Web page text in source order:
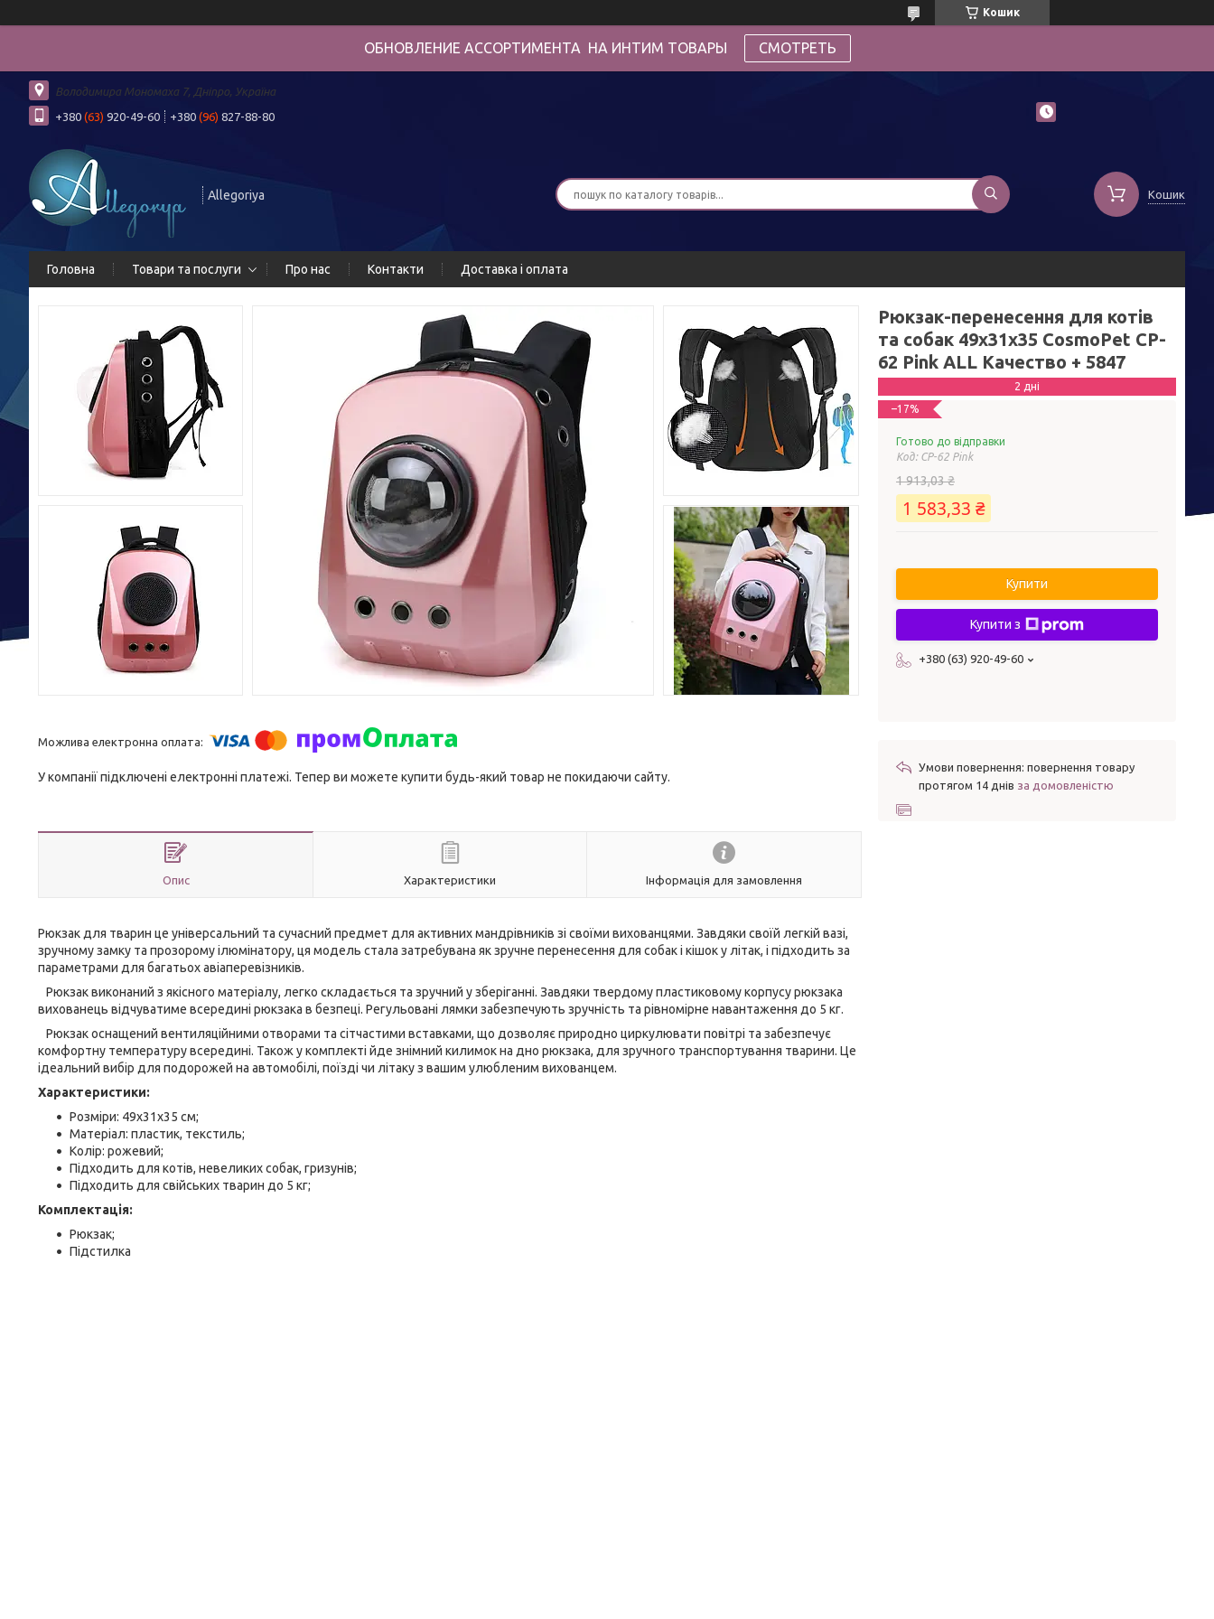
Кошик
ОБНОВЛЕНИЕ АССОРТИМЕНТА НА ИНТИМ ТОВАРЫ СМОТРЕТЬ
Володимира Мономаха 7, Дніпро, Україна
+380 (63) 920-49-60 +380 (96) 827-88-80
Allegoriya Кошик
Головна Товари та послуги Про нас Контакти Доставка і оплата
У компанії підключені електронні платежі. Тепер ви можете купити будь-який товар не покидаючи сайту.
Опис Характеристики Інформація для замовлення
Рюкзак для тварин це універсальний та сучасний предмет для активних мандрівників зі своїми вихованцями. Завдяки своїй легкій вазі,
зручному замку та прозорому ілюмінатору, ця модель стала затребувана як зручне перенесення для собак і кішок у літак, і підходить за
параметрами для багатьох авіаперевізників.
Рюкзак виконаний з якісного матеріалу, легко складається та зручний у зберіганні. Завдяки твердому пластиковому корпусу рюкзака
вихованець відчуватиме всередині рюкзака в безпеці. Регульовані лямки забезпечують зручність та рівномірне навантаження до 5 кг.
Рюкзак оснащений вентиляційними отворами та сітчастими вставками, що дозволяє природно циркулювати повітрі та забезпечує
комфортну температуру всередині. Також у комплекті йде знімний килимок на дно рюкзака, для зручного транспортування тварини. Це
ідеальний вибір для подорожей на автомобілі, поїзді чи літаку з вашим улюбленим вихованцем.
Характеристики:
Розміри: 49x31x35 см;
Матеріал: пластик, текстиль;
Колір: рожевий;
Підходить для котів, невеликих собак, гризунів;
Підходить для свійських тварин до 5 кг;
Комплектація:
Рюкзак;
Підстилка
Рюкзак-перенесення для котів
та собак 49x31x35 CosmoPet CP-
62 Pink ALL Качество + 5847
2 дні
–17%
Готово до відправки
Код: CP-62 Pink
1 913,03 ₴
1 583,33 ₴
Купити
Купити з
+380 (63) 920-49-60
повернення товару
протягом 14 днів за домовленістю